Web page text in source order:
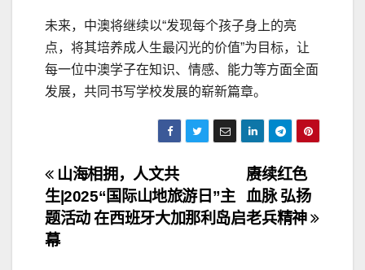
未来，中澳将继续以“发现每个孩子身上的亮
点，将其培养成人生最闪光的价值”为目标，让
每一位中澳学子在知识、情感、能力等方面全面
发展，共同书写学校发展的崭新篇章。
文
章
导
赓续红色
血脉 弘扬
老兵精神
山海相拥，人文共
生|2025“国际山地旅游日”主
题活动 在西班牙大加那利岛启
幕